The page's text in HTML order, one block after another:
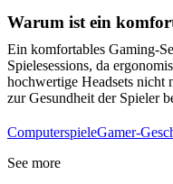
Warum ist ein
Ein komfortables Gaming-
Spielesessions, da
hochwertige Headsets nicht
zur Gesundheit der Spieler
ComputerspieleGamer-
See more